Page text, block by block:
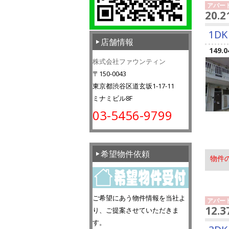
アパー
1DK
物件
アパー
店舗情報
株式会社ファウンティン
〒150-0043
東京都渋谷区道玄坂1-17-11
ミナミビル8F
03-5456-9799
希望物件依頼
ご希望にあう物件情報を当社よ
り、ご提案させていただきま
す。